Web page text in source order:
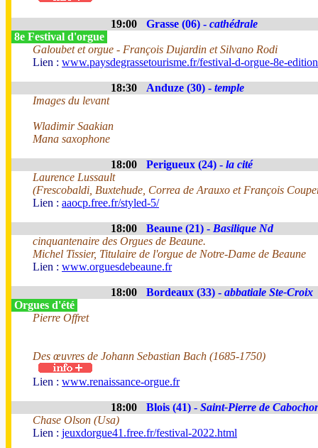
19:00 Grasse (06) - cathédrale
8e Festival d'orgue
Galoubet et orgue - François Dujardin et Silvano Rodi
Lien : www.paysdegrassetourisme.fr/festival-d-orgue-8e-
18:30 Anduze (30) - temple
Images du levant
Wladimir Saakian
Mana saxophone
18:00 Perigueux (24) - la cité
Laurence Lussault
(Frescobaldi, Buxtehude, Correa de Arauxo et François
Lien : aaocp.free.fr/styled-5/
18:00 Beaune (21) - Basilique Nd
cinquantenaire des Orgues de Beaune.
Michel Tissier, Titulaire de l'orgue de Notre-Dame de Beaune
Lien : www.orguesdebeaune.fr
18:00 Bordeaux (33) - abbatiale Ste-Croix
Orgues d'été
Pierre Offret
Des œuvres de Johann Sebastian Bach (1685-1750)
Lien : www.renaissance-orgue.fr
18:00 Blois (41) - Saint-Pierre de
Chase Olson (Usa)
Lien : jeuxdorgue41.free.fr/festival-2022.html